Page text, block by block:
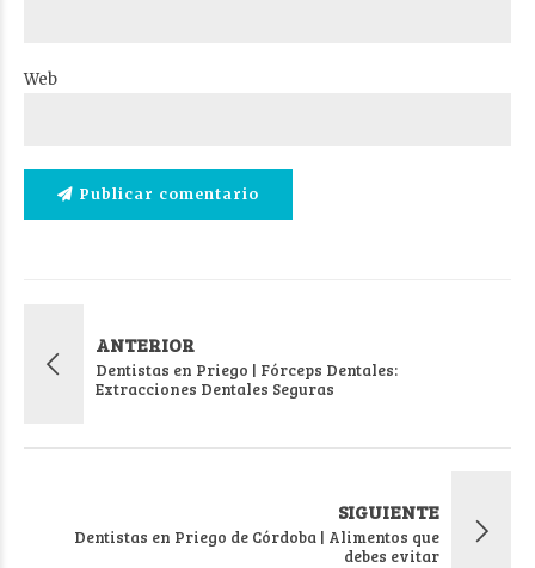
Web
Publicar comentario
ANTERIOR
Dentistas en Priego | Fórceps Dentales:
Extracciones Dentales Seguras
SIGUIENTE
Dentistas en Priego de Córdoba | Alimentos que
debes evitar